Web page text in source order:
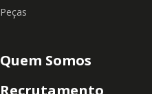
Peças
Quem Somos
Recrutamento